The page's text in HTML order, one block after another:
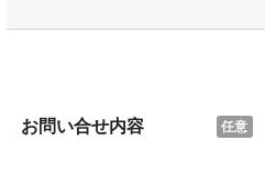
お問い合せ内容